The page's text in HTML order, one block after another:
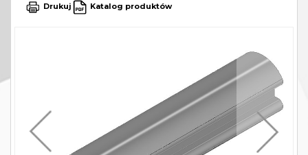
Drukuj Katalog produktów